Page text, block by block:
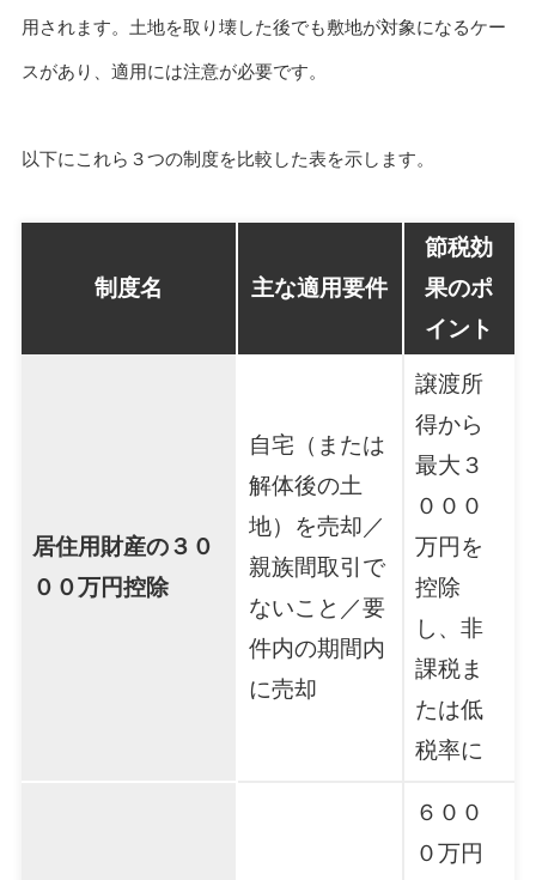
用されます。土地を取り壊した後でも敷地が対象になるケー
スがあり、適用には注意が必要です。
以下にこれら３つの制度を比較した表を示します。
制度名 主な適用要件
節税効
果のポ
イント
居住用財産の３０
００万円控除
自宅（または
解体後の土
地）を売却／
親族間取引で
ないこと／要
件内の期間内
に売却
譲渡所
得から
最大３
０００
万円を
控除
し、非
課税ま
たは低
税率に
６００
０万円